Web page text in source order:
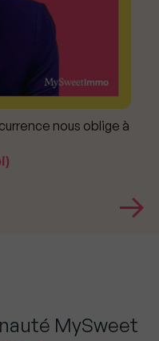
nous oblige à
MySweet